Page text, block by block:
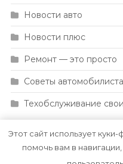
Новости авто
Новости плюс
Ремонт — это просто
Советы
Техобслуживание
Этот сайт использует
помочь вам в